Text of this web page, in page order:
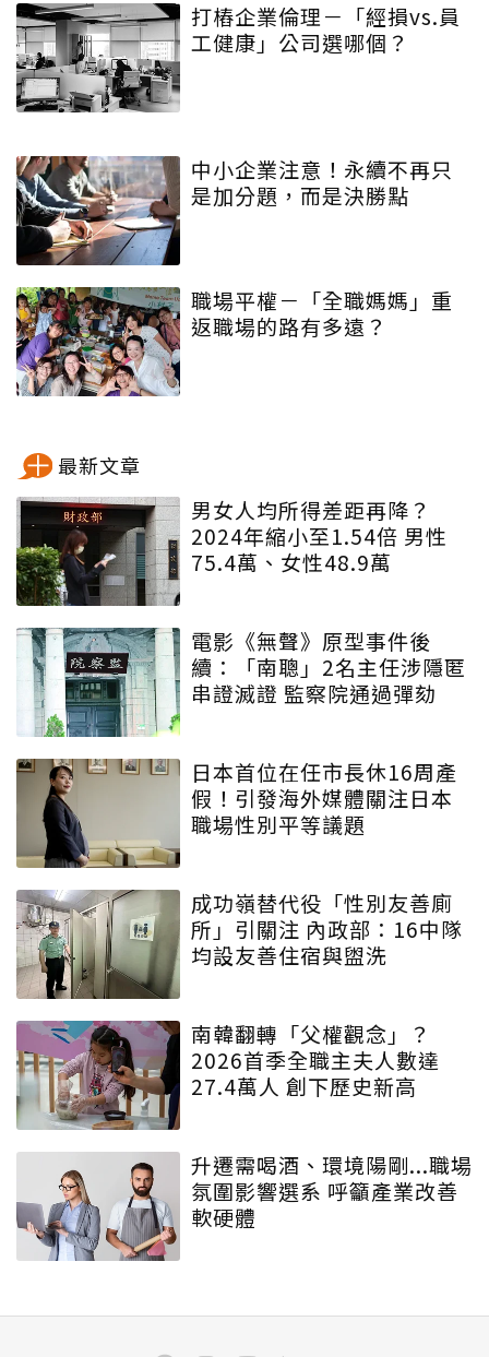
打樁企業倫理－「經損vs.員
工健康」公司選哪個？
中小企業注意！永續不再只
是加分題，而是決勝點
職場平權－「全職媽媽」重
返職場的路有多遠？
最新文章
男女人均所得差距再降？
2024年縮小至1.54倍 男性
75.4萬、女性48.9萬
電影《無聲》原型事件後
續：「南聰」2名主任涉隱匿
串證滅證 監察院通過彈劾
日本首位在任市長休16周產
假！引發海外媒體關注日本
職場性別平等議題
成功嶺替代役「性別友善廁
所」引關注 內政部：16中隊
均設友善住宿與盥洗
南韓翻轉「父權觀念」？
2026首季全職主夫人數達
27.4萬人 創下歷史新高
升遷需喝酒、環境陽剛...職場
氛圍影響選系 呼籲產業改善
軟硬體